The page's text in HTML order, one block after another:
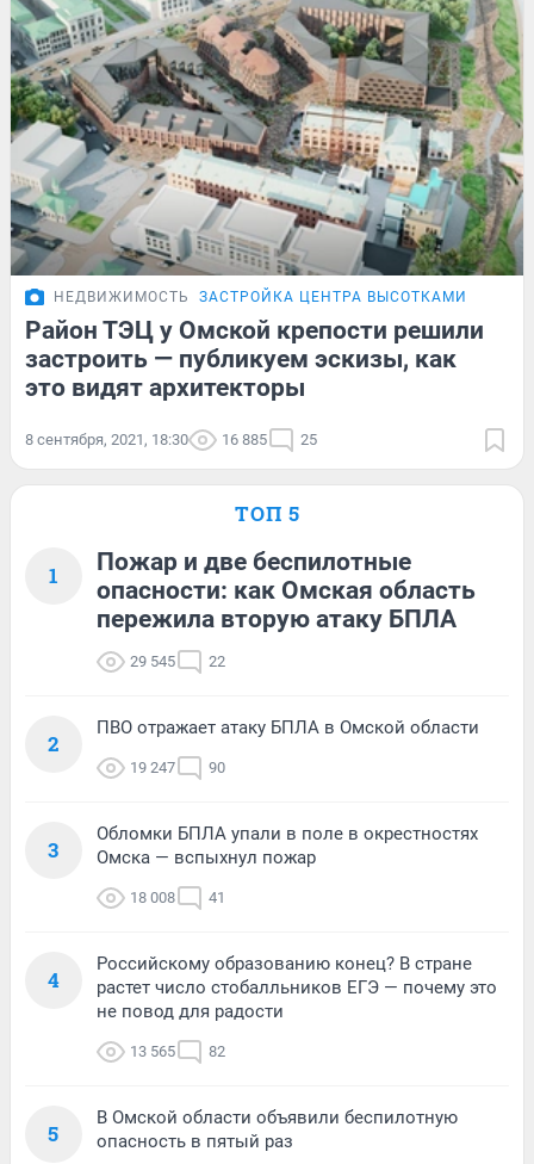
НЕДВИЖИМОСТЬ ЗАСТРОЙКА ЦЕНТРА ВЫСОТКАМИ
Район ТЭЦ у Омской крепости решили
застроить — публикуем эскизы, как
это видят архитекторы
8 сентября, 2021, 18:30 16 885 25
ТОП 5
1
Пожар и две беспилотные
опасности: как Омская область
пережила вторую атаку БПЛА
29 545 22
2
ПВО отражает атаку БПЛА в Омской области
19 247 90
3
Обломки БПЛА упали в поле в окрестностях
Омска — вспыхнул пожар
18 008 41
4
Российскому образованию конец? В стране
растет число стобалльников ЕГЭ — почему это
не повод для радости
13 565 82
5
В Омской области объявили беспилотную
опасность в пятый раз